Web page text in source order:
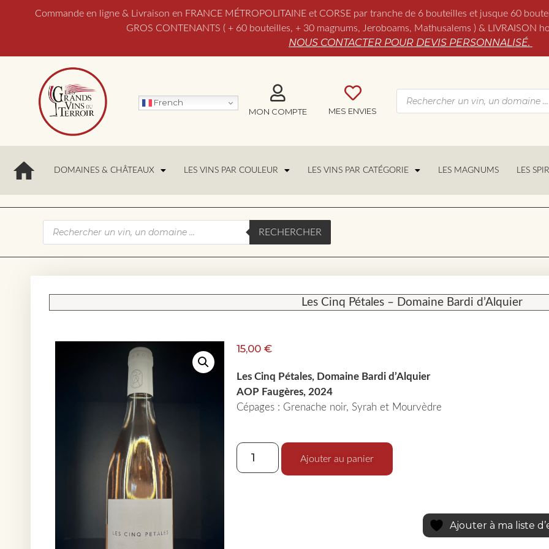
Commande en ligne & Livraison en FRANCE MÉTROPOLITAINE et CORSE par tranche de 6 bouteilles et jusque 60
GROS CONTENANTS ( + 60 bouteilles, + 30 magnums, Jeroboams, Mathusalems ) & LIVRAISON
NOUS CONTACTER POUR DEVIS PERSONNALISÉ.
French
MON COMPTE
MES ENVIES
DOMAINES & CHÂTEAUX LES VINS PAR COULEUR LES VINS PAR CATÉGORIE LES MAGNUMS LES
RECHERCHER
Les Cinq Pétales – Domaine Bardi d’Alquier
15,00 €
Les Cinq Pétales, Domaine Bardi d’Alquier
AOP Faugères, 2024
Cépages : Grenache noir, Syrah et Mourvèdre
Ajouter au panier
Ajouter à ma liste